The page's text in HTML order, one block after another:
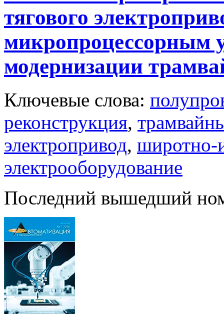
тягового
микропроцессорным
модернизации
Ключевые слова:
реконструкция,
электропривод, широтно-
электрооборудование
Последний вышедший